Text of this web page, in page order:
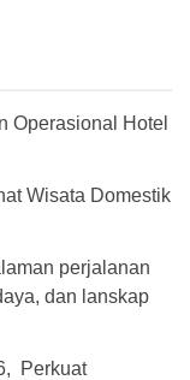
Operasional Hotel
Wisata Domestik
perjalanan
dan lanskap
Perkuat